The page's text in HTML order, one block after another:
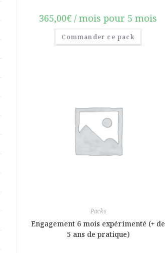
365,00€ / mois pour 5 mois
Commander ce pack
Packs
Engagement 6 mois expérimenté (+ de
5 ans de pratique)